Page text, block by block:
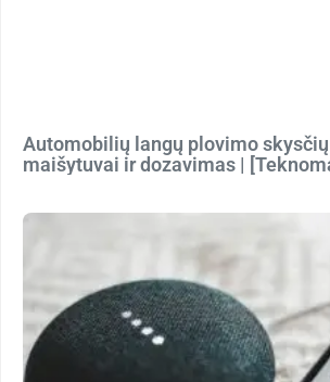
Automobilių langų plovimo
maišytuvai ir dozavimas |